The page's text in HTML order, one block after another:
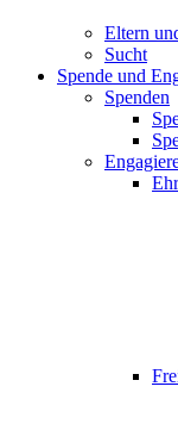
Eltern
Sucht
Spende und
Spenden